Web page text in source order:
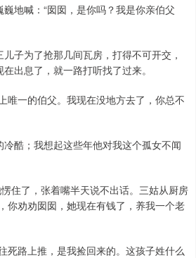
地喊：“囡囡，是你吗？我是你亲伯父
子为了抢那几间瓦房，打得不可开交，
出息了，就一路打听找了过来。
唯一的伯父。我现在没地方去了，你总不
酷；我想起这些年他对我这个孤女不闻
住了，张着嘴半天说不出话。三姑从厨房
你劝劝囡囡，她现在有钱了，养我一个老
死路上推，是我捡回来的。这孩子姓什么